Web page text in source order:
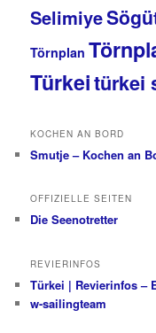
Selimiye
Törnplan
Türkeitürkei
KOCHEN AN BORD
Smutje – Kochen an
OFFIZIELLE SEITEN
Die Seenotretter
REVIERINFOS
Türkei | Revierinfos –
w-sailingteam